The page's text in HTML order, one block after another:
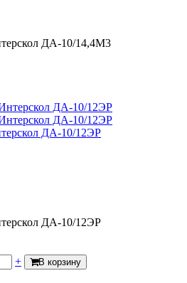
ДА-10/14,4М3
ДА-10/12ЭР
ДА-10/12ЭР
+ В корзину